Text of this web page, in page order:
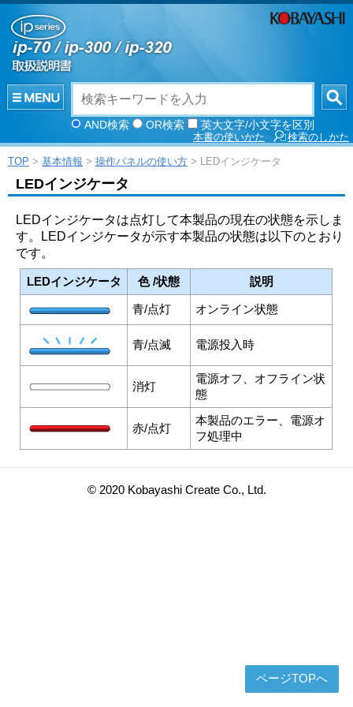
AND検索 OR検索 英大文字/小文字を区別
検索のしかた
本書の使いかた
TOP > 基本情報 > 操作パネルの使い方 > LEDインジケータ
LEDインジケータ
LEDインジケータは点灯して本製品の現在の状態を示しま
す。LEDインジケータが示す本製品の状態は以下のとおり
です。
LEDインジケータ 色 /状態 説明
青/点灯 オンライン状態
青/点滅 電源投入時
消灯
電源オフ、オフライン状
態
赤/点灯
本製品のエラー、電源オ
フ処理中
ページTOPへ
© 2020 Kobayashi Create Co., Ltd.